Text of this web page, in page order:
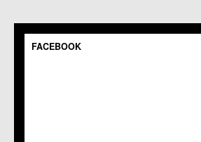
FACEBOOK